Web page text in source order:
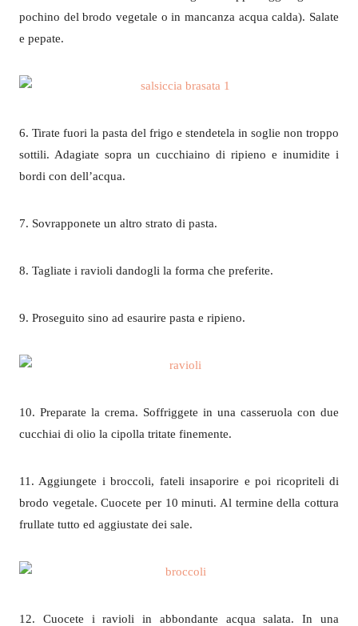
pochino del brodo vegetale o in mancanza acqua calda). Salate
e pepate.
6. Tirate fuori la pasta del frigo e stendetela in soglie non troppo
sottili. Adagiate sopra un cucchiaino di ripieno e inumidite i
bordi con dell’acqua.
7. Sovrapponete un altro strato di pasta.
8. Tagliate i ravioli dandogli la forma che preferite.
9. Proseguito sino ad esaurire pasta e ripieno.
10. Preparate la crema. Soffriggete in una casseruola con due
cucchiai di olio la cipolla tritate finemente.
11. Aggiungete i broccoli, fateli insaporire e poi ricopriteli di
brodo vegetale. Cuocete per 10 minuti. Al termine della cottura
frullate tutto ed aggiustate dei sale.
12. Cuocete i ravioli in abbondante acqua salata. In una